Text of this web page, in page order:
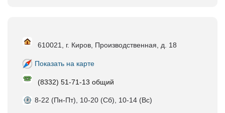
610021, г. Киров, Производственная, д. 18
Показать на карте
(8332) 51-71-13 общий
8-22 (Пн-Пт), 10-20 (Сб), 10-14 (Вс)